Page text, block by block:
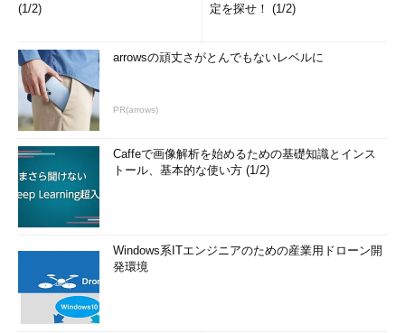
(1/2)
定を探せ！ (1/2)
arrowsの頑丈さがとんでもないレベルに
PR(arrows)
Caffeで画像解析を始めるための基礎知識とインス
トール、基本的な使い方 (1/2)
Windows系ITエンジニアのための産業用ドローン開
発環境